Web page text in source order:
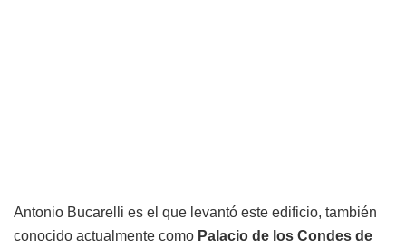
Antonio Bucarelli es el que levantó este edificio, también
conocido actualmente como Palacio de los Condes de